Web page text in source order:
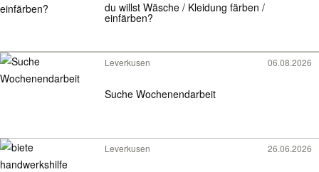
du willst Wäsche / Kleidung färben /
einfärben?
Leverkusen 06.08.2026
Suche Wochenendarbeit
Leverkusen 26.06.2026